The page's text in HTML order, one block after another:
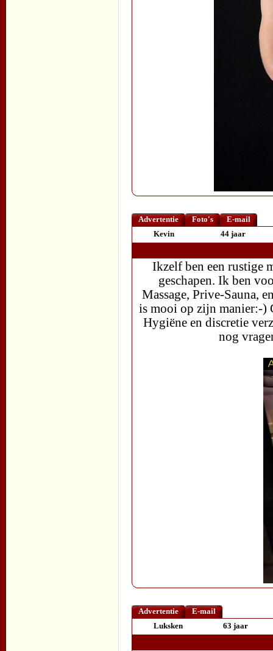
Advertentie Foto's
E-mail
Kevin
44 jaar
Ikzelf ben een rustige
geschapen. Ik ben
Massage, Prive-Sauna,
is mooi op zijn manier:-)
Hygiëne en discretie
nog
Advertentie
E-mail
Luksken
63 jaar